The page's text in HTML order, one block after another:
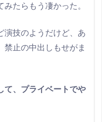
たらもう凄かった。
演技のようだけど、あ
禁止の中出しもせがま
て、プライベートでや